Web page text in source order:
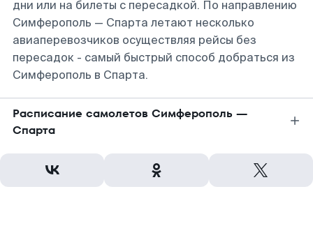
дни или на билеты с пересадкой. По направлению
Симферополь — Спарта летают несколько
авиаперевозчиков осуществляя рейсы без
пересадок - самый быстрый способ добраться из
Симферополь в Спарта.
Расписание самолетов Симферополь —
Спарта